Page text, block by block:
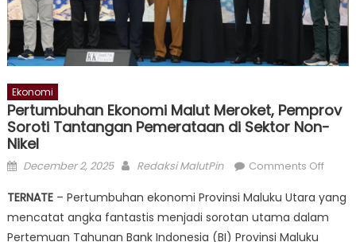
Ekonomi
Pertumbuhan Ekonomi Malut Meroket, Pemprov
Soroti Tantangan Pemerataan di Sektor Non-
Nikel
Posted
December 2, 2025 Author
Redaksi MalutPin Comments Offon
Malut
TERNATE– Pertumbuhan ekonomi Provinsi Maluku Utara yang
mencatat angka fantastis menjadi sorotan utama dalam
Pertemuan Tahunan Bank Indonesia (BI) Provinsi Maluku